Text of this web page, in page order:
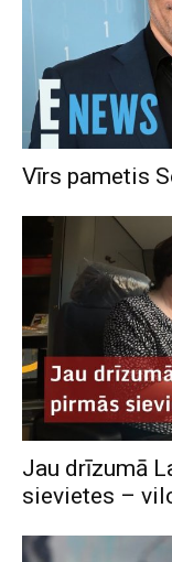
Vīrs pametis
Jau drīzumā
sievietes –